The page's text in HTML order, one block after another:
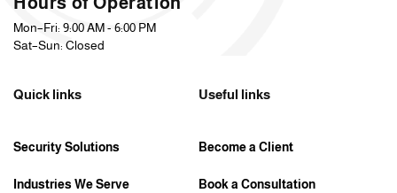
Mon–Fri: 9:00 AM - 6:00 PM
Sat–Sun: Closed
Quick links
Security Solutions
Industries We Serve
Useful links
Become a Client
Book a Consultation